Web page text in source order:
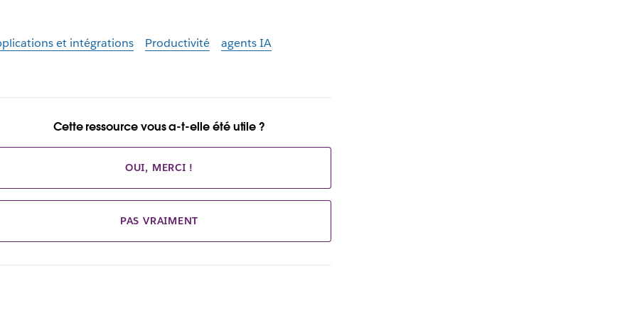
et intégrations Productivité agents IA
Cette ressource vous a-t-elle été utile ?
OUI, MERCI !
PAS VRAIMENT